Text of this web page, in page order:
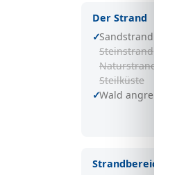
Der Strand
Sandstrand
Steinstrand
Naturstrand
Steilküste
Wald angrenzend
Strandbereiche